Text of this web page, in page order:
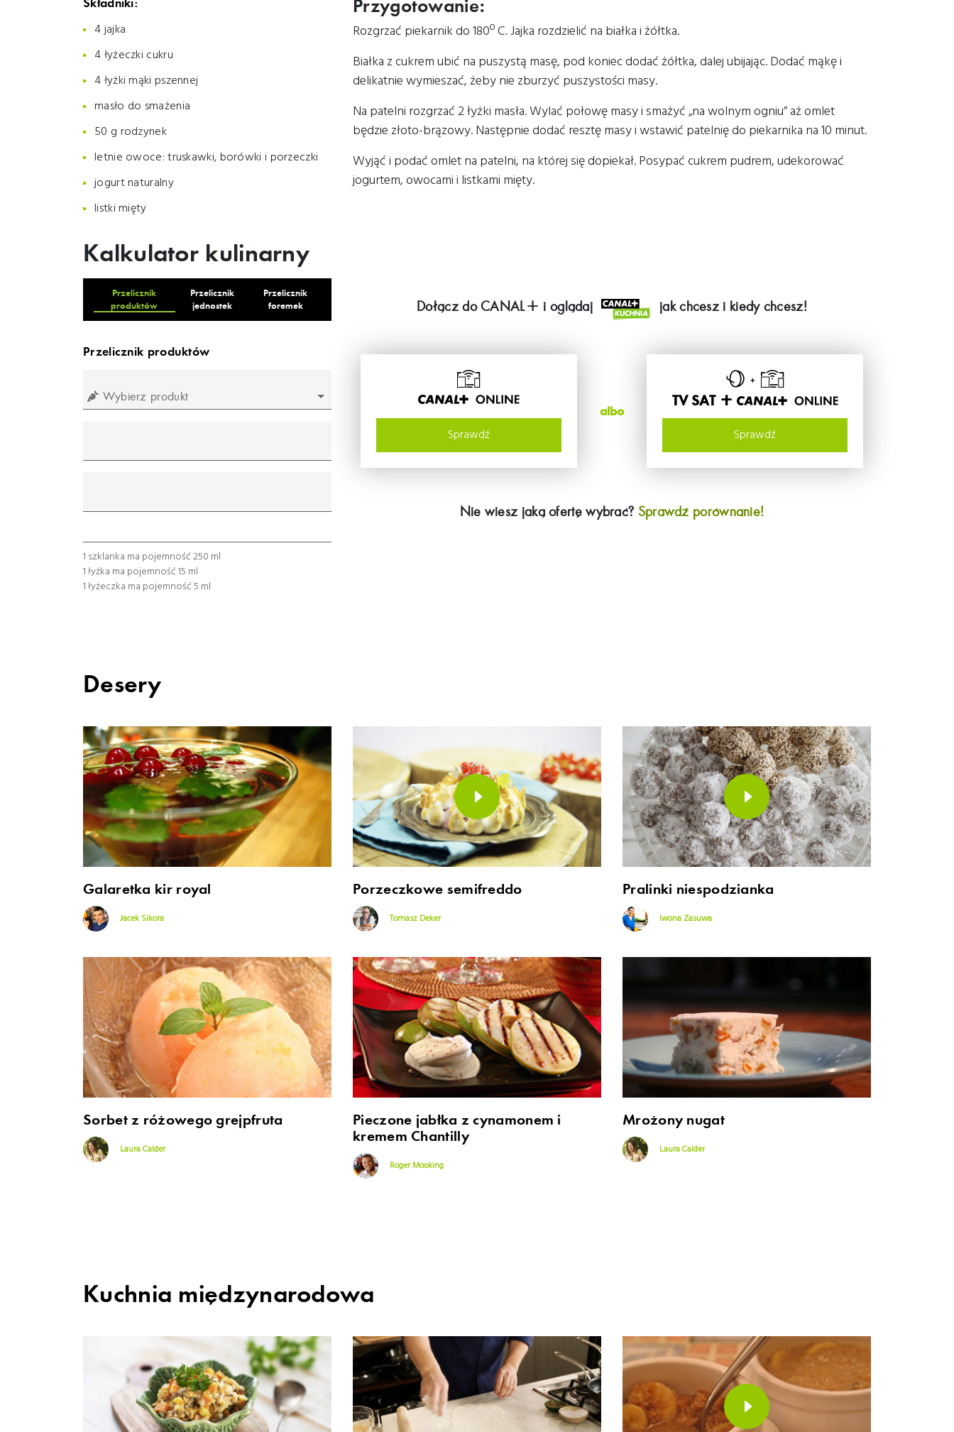
Składniki:
4 jajka
4 łyżeczki cukru
4 łyżki mąki pszennej
masło do smażenia
50 g rodzynek
letnie owoce: truskawki, borówki i porzeczki
jogurt naturalny
listki mięty
Kalkulator kulinarny
Przelicznik
produktów
Przelicznik
jednostek
Przelicznik
foremek
Przelicznik produktów
Wybierz produkt
łyżeczka łyżka szklanka
1 szklanka ma pojemność 250 ml
1 łyżka ma pojemność 15 ml
1 łyżeczka ma pojemność 5 ml
Przygotowanie:
Rozgrzać piekarnik do 180º C. Jajka rozdzielić na białka i żółtka.
Białka z cukrem ubić na puszystą masę, pod koniec dodać żółtka, dalej ubijając. Dodać mąkę i
delikatnie wymieszać, żeby nie zburzyć puszystości masy.
Na patelni rozgrzać 2 łyżki masła. Wylać połowę masy i smażyć „na wolnym ogniu” aż omlet
będzie złoto-brązowy. Następnie dodać resztę masy i wstawić patelnię do piekarnika na 10 minut.
Wyjąć i podać omlet na patelni, na której się dopiekał. Posypać cukrem pudrem, udekorować
jogurtem, owocami i listkami mięty.
Dołącz doCANAL+ i oglądaj jak chcesz i kiedy chcesz!
Sprawdź
albo
TV SAT +
Sprawdź
Nie wiesz jaką ofertę wybrać? Sprawdź porównanie!
Desery
Galaretka kir royal
Jacek Sikora
Porzeczkowe semifreddo
Tomasz Deker
Pralinki niespodzianka
Iwona Zasuwa
Sorbet z różowego grejpfruta
Laura Calder
Pieczone jabłka z cynamonem i
kremem Chantilly
Roger Mooking
Mrożony nugat
Laura Calder
Kuchnia międzynarodowa